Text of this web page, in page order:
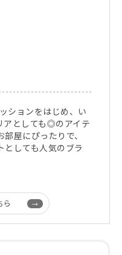
ションをはじめ、い
アとしても◎のアイテ
屋にぴったりで、
しても人気のブラ
ら